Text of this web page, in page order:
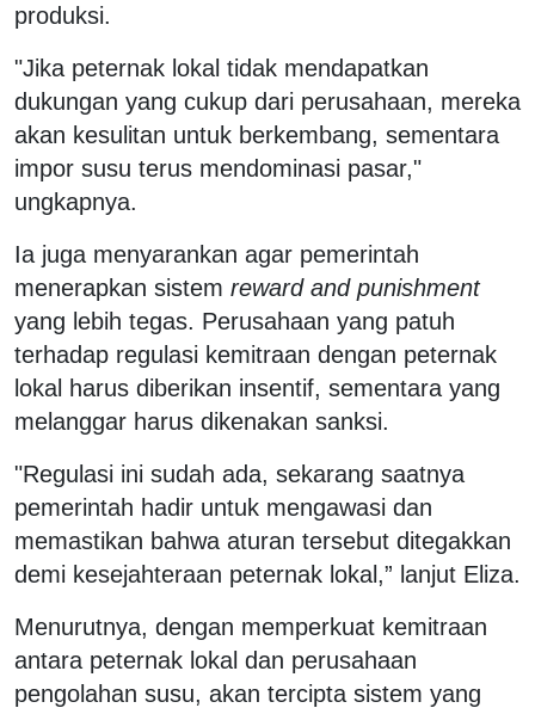
produksi.
"Jika peternak lokal tidak mendapatkan
dukungan yang cukup dari perusahaan, mereka
akan kesulitan untuk berkembang, sementara
impor susu terus mendominasi pasar,"
ungkapnya.
Ia juga menyarankan agar pemerintah
menerapkan sistem reward and punishment
yang lebih tegas. Perusahaan yang patuh
terhadap regulasi kemitraan dengan peternak
lokal harus diberikan insentif, sementara yang
melanggar harus dikenakan sanksi.
"Regulasi ini sudah ada, sekarang saatnya
pemerintah hadir untuk mengawasi dan
memastikan bahwa aturan tersebut ditegakkan
demi kesejahteraan peternak lokal,” lanjut Eliza.
Menurutnya, dengan memperkuat kemitraan
antara peternak lokal dan perusahaan
pengolahan susu, akan tercipta sistem yang